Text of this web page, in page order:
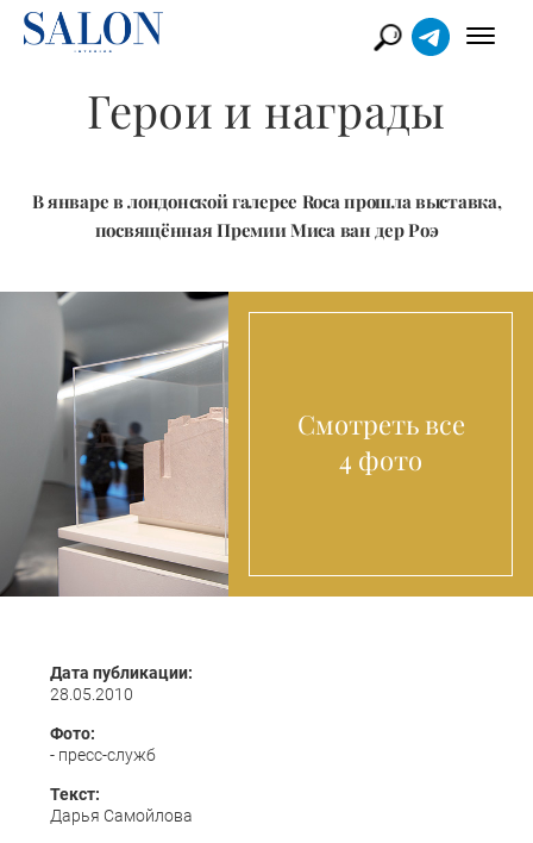
Герои и награды
В январе в лондонской галерее Roca прошла выставка,
посвящённая Премии Миса ван дер Роэ
Смотреть все
4 фото
Дата публикации:
28.05.2010
Фото:
- пресс-служб
Текст:
Дарья Самойлова